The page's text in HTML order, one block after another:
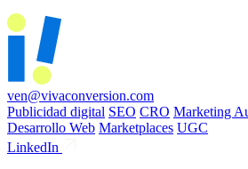
ven@vivaconversion.com
Publicidad digital SEO CRO Marketing
Desarrollo Web Marketplaces UGC
LinkedIn